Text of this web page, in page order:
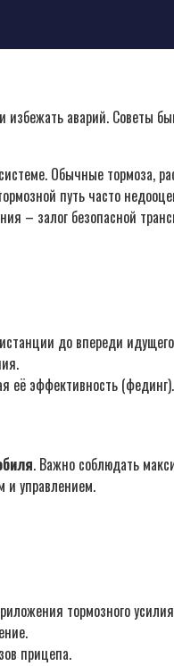
избежать аварий. Советы
Обычные тормоза,
путь часто
– залог безопасной
до впереди
её эффективность (фединг).
. Важно соблюдать
и управлением.
тормозного
прицепа.